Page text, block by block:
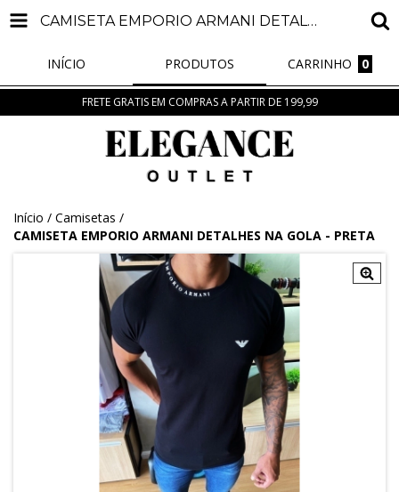
CAMISETA EMPORIO ARMANI DETALHES NA GOLA - PRETA
INÍCIO PRODUTOS CARRINHO 0
FRETE GRATIS EM COMPRAS A PARTIR DE 199,99
Início / Camisetas /
CAMISETA EMPORIO ARMANI DETALHES NA GOLA - PRETA